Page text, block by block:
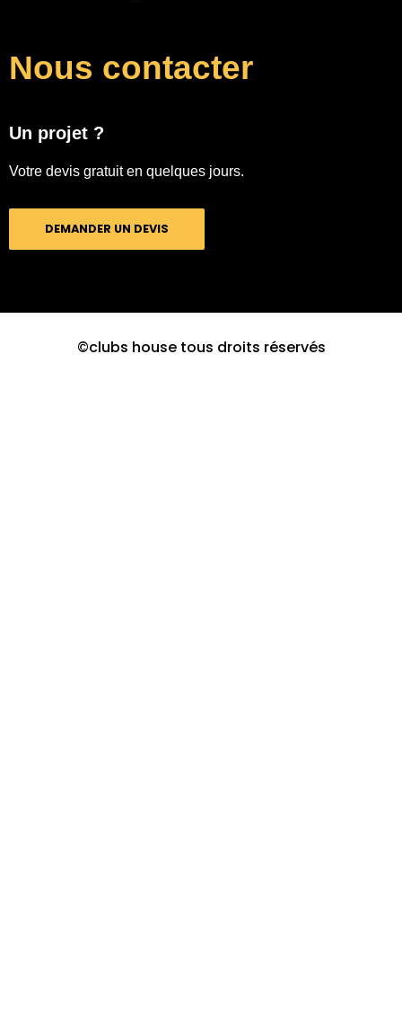
Nous contacter
Un projet ?
Votre devis gratuit en quelques jours.
DEMANDER UN DEVIS
©clubs house tous droits réservés